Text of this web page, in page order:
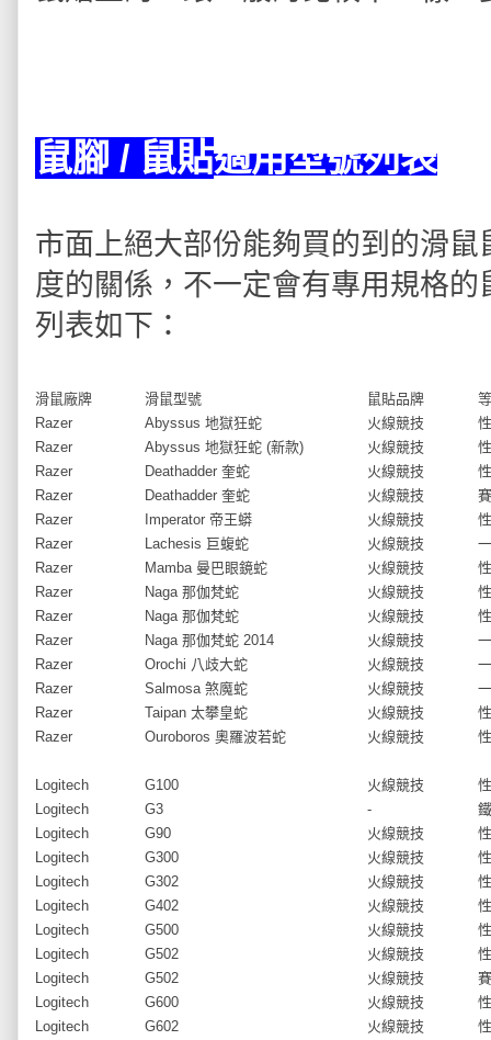
鼠腳 / 鼠貼適用型號列表
市面上絕大部份能夠買的到的滑
度的關係，不一定會有專用規格
列表如下：
滑鼠廠牌 滑鼠型號 鼠貼品牌
Razer
Abyssus 地獄狂蛇 火線競技
Razer
Abyssus 地獄狂蛇 (新款) 火線競技
Razer
Deathadder 奎蛇 火線競技
Razer
Deathadder 奎蛇 火線競技
Razer
Imperator 帝王蟒 火線競技
Razer
Lachesis 巨蝮蛇 火線競技
Razer
Mamba 曼巴眼鏡蛇 火線競技
Razer
Naga 那伽梵蛇 火線競技
Razer
Naga 那伽梵蛇 火線競技
Razer
Naga 那伽梵蛇 2014 火線競技
Razer
Orochi 八歧大蛇 火線競技
Razer
Salmosa 煞魔蛇 火線競技
Razer
Taipan 太攀皇蛇 火線競技
Razer
Ouroboros 奧羅波若蛇 火線競技
Logitech G100 火線競技
Logitech
G3 -
Logitech
G90 火線競技
Logitech
G300 火線競技
Logitech
G302 火線競技
Logitech
G402 火線競技
Logitech
G500 火線競技
Logitech
G502 火線競技
Logitech
G502 火線競技
Logitech
G600 火線競技
Logitech
G602 火線競技